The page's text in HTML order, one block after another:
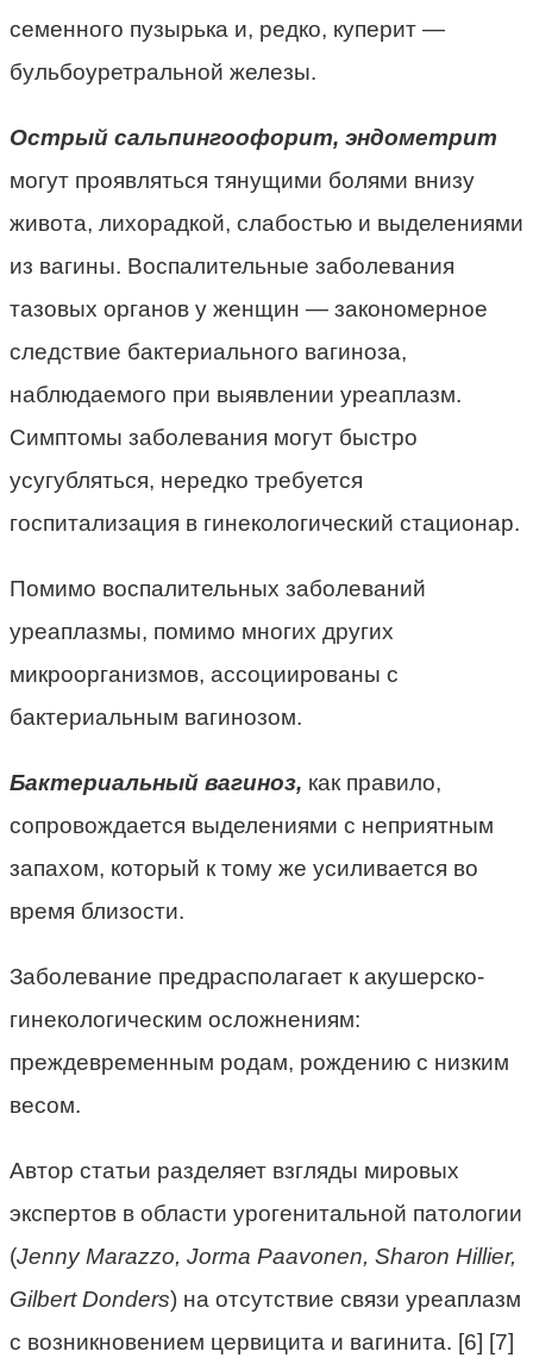
семенного пузырька и, редко, куперит —
бульбоуретральной железы.
Острый сальпингоофорит, эндометрит
могут проявляться тянущими болями внизу
живота, лихорадкой, слабостью и выделениями
из вагины. Воспалительные заболевания
тазовых органов у женщин — закономерное
следствие бактериального вагиноза,
наблюдаемого при выявлении уреаплазм.
Симптомы заболевания могут быстро
усугубляться, нередко требуется
госпитализация в гинекологический стационар.
Помимо воспалительных заболеваний
уреаплазмы, помимо многих других
микроорганизмов, ассоциированы с
бактериальным вагинозом.
Бактериальный вагиноз, как правило,
сопровождается выделениями с неприятным
запахом, который к тому же усиливается во
время близости.
Заболевание предрасполагает к акушерско-
гинекологическим осложнениям:
преждевременным родам, рождению с низким
весом.
Автор статьи разделяет взгляды мировых
экспертов в области урогенитальной патологии
(Jenny Marazzo, Jorma Paavonen, Sharon Hillier,
Gilbert Donders) на отсутствие связи уреаплазм
с возникновением цервицита и вагинита. [6] [7]